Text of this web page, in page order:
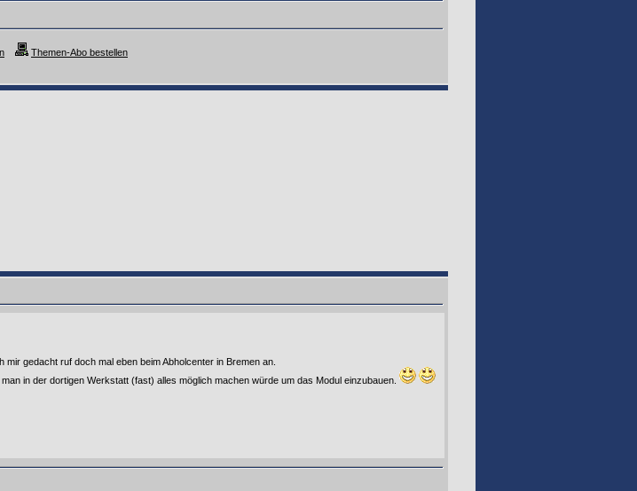
Themen-Abo bestellen
gedacht ruf doch mal eben beim Abholcenter in Bremen an.
in der dortigen Werkstatt (fast) alles möglich machen würde um das Modul einzubauen.